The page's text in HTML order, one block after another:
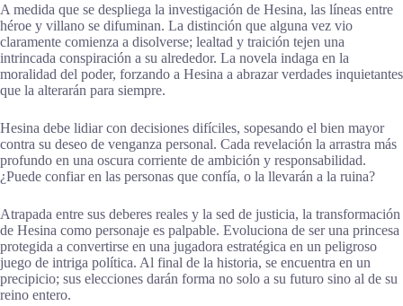
A medida que se despliega la investigación de Hesina, las líneas entre
héroe y villano se difuminan. La distinción que alguna vez vio
claramente comienza a disolverse; lealtad y traición tejen una
intrincada conspiración a su alrededor. La novela indaga en la
moralidad del poder, forzando a Hesina a abrazar verdades inquietantes
que la alterarán para siempre.
Hesina debe lidiar con decisiones difíciles, sopesando el bien mayor
contra su deseo de venganza personal. Cada revelación la arrastra más
profundo en una oscura corriente de ambición y responsabilidad.
¿Puede confiar en las personas que confía, o la llevarán a la ruina?
Atrapada entre sus deberes reales y la sed de justicia, la transformación
de Hesina como personaje es palpable. Evoluciona de ser una princesa
protegida a convertirse en una jugadora estratégica en un peligroso
juego de intriga política. Al final de la historia, se encuentra en un
precipicio; sus elecciones darán forma no solo a su futuro sino al de su
reino entero.